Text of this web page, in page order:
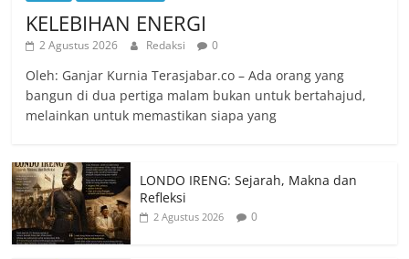
KELEBIHAN ENERGI
2 Agustus 2026 Redaksi 0
Oleh: Ganjar Kurnia Terasjabar.co – Ada orang yang
bangun di dua pertiga malam bukan untuk bertahajud,
melainkan untuk memastikan siapa yang
LONDO IRENG: Sejarah, Makna dan
Refleksi
2 Agustus 2026 0